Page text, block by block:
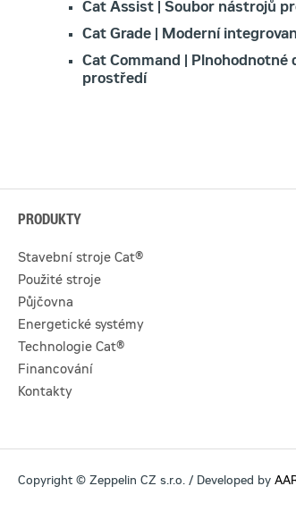
Cat Assist | Soubor nástrojů
Cat Grade | Moderní
Cat Command | Plnohodnotné
prostředí
PRODUKTY
Stavební stroje Cat®
Použité stroje
Půjčovna
Energetické systémy
Technologie Cat®
Financování
Kontakty
Copyright © Zeppelin CZ s.r.o. / Developed by